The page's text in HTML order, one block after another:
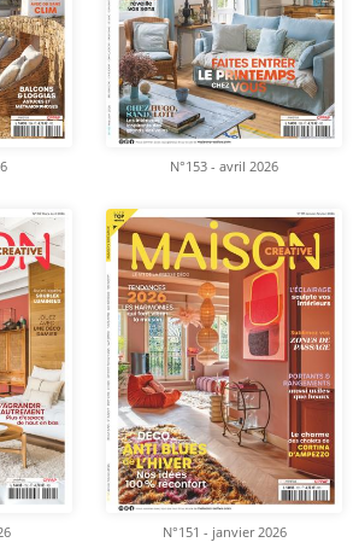
N°153 - avril 2026
N°151 - janvier 2026